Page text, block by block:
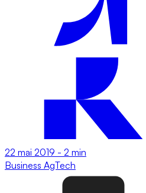
22 mai 2019 - 2 min
Business AgTech